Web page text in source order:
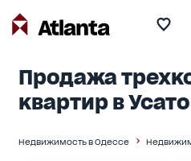
Продажа
квартир в
Недвижимость в Одессе